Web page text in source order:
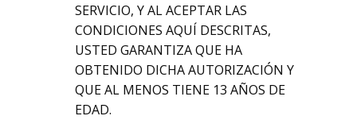
SERVICIO, Y AL ACEPTAR LAS
CONDICIONES AQUÍ DESCRITAS,
USTED GARANTIZA QUE HA
OBTENIDO DICHA AUTORIZACIÓN Y
QUE AL MENOS TIENE 13 AÑOS DE
EDAD.